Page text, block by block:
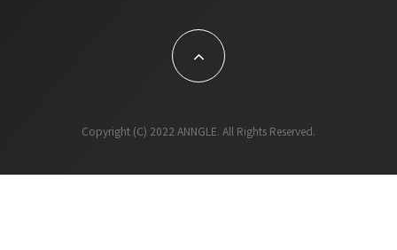
Copyright (C) 2022 ANNGLE. All Rights Reserved.